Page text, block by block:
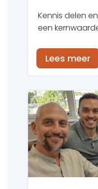
Kennis delen
een
Lees meer